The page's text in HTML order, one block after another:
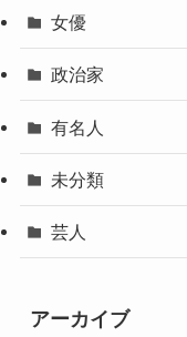
女優
政治家
有名人
未分類
芸人
アーカイブ